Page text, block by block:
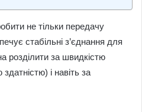
не тільки передачу
стабільні з’єднання для
розділити за швидкістю
і навіть за